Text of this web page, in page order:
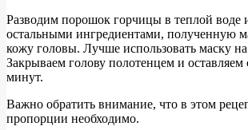
Разводим порошок горчицы в теплой воде
остальными ингредиентами, полученную
кожу головы. Лучше использовать маску
Закрываем голову полотенцем и оставляем
минут.
Важно обратить внимание, что в этом
пропорции необходимо.